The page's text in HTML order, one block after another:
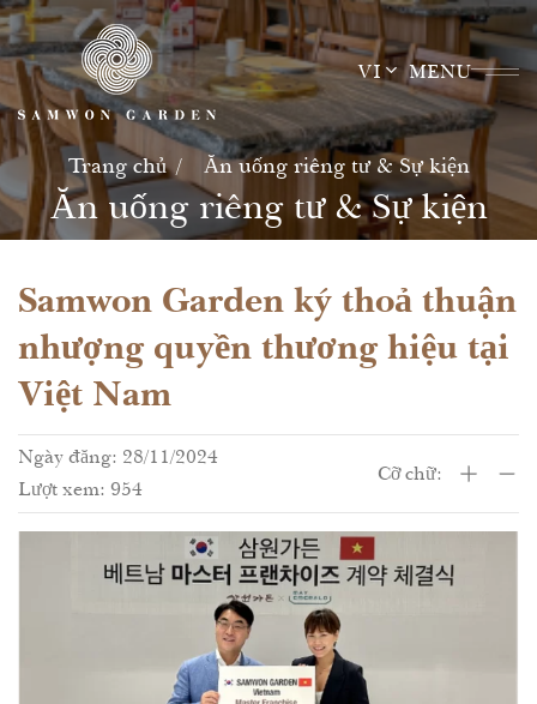
Skip
to
content
VI MENU
Trang chủ Ăn uống riêng tư & Sự kiện
Ăn uống riêng tư & Sự kiện
Samwon Garden ký thoả thuận
nhượng quyền thương hiệu tại
Việt Nam
Ngày đăng: 28/11/2024
Lượt xem: 954
Cỡ chữ: